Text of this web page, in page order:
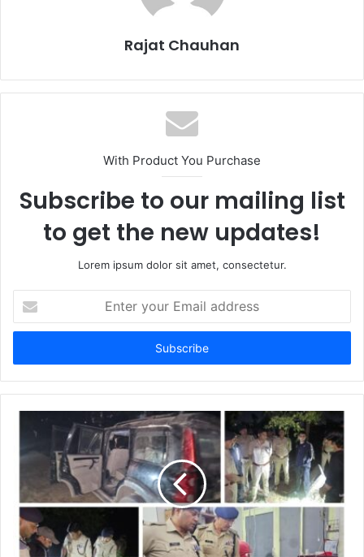
Rajat Chauhan
With Product You Purchase
Subscribe to our mailing list
to get the new updates!
Lorem ipsum dolor sit amet, consectetur.
your
Email